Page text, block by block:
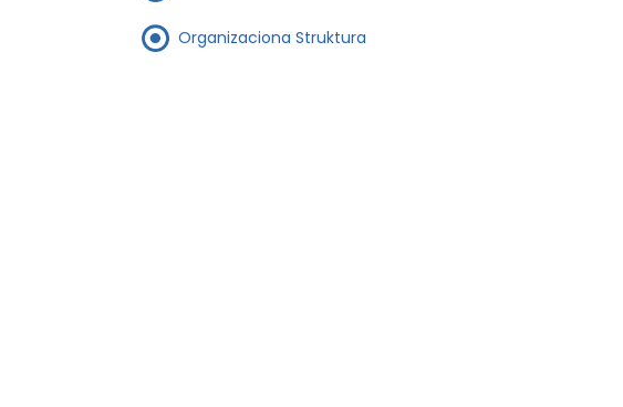
Organizaciona Struktura